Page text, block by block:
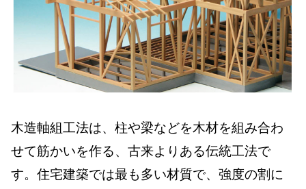
木造軸組工法は、柱や梁などを木材を組み合わ
せて筋かいを作る、古来よりある伝統工法で
す。住宅建築では最も多い材質で、強度の割に